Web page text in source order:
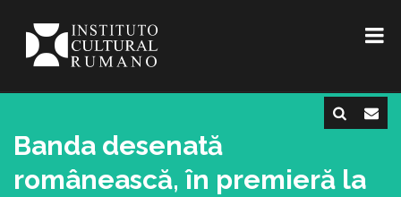
Banda desenată
românească, în premieră la